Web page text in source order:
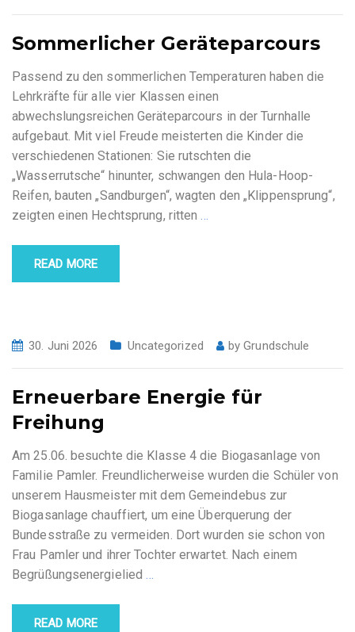
Sommerlicher Geräteparcours
Passend zu den sommerlichen Temperaturen haben die
Lehrkräfte für alle vier Klassen einen
abwechslungsreichen Geräteparcours in der Turnhalle
aufgebaut. Mit viel Freude meisterten die Kinder die
verschiedenen Stationen: Sie rutschten die
„Wasserrutsche“ hinunter, schwangen den Hula-Hoop-
Reifen, bauten „Sandburgen“, wagten den „Klippensprung“,
zeigten einen Hechtsprung, ritten…
READ MORE
30. Juni 2026 Uncategorized byGrundschule
Erneuerbare Energie für
Freihung
Am 25.06. besuchte die Klasse 4 die Biogasanlage von
Familie Pamler. Freundlicherweise wurden die Schüler von
unserem Hausmeister mit dem Gemeindebus zur
Biogasanlage chauffiert, um eine Überquerung der
Bundesstraße zu vermeiden. Dort wurden sie schon von
Frau Pamler und ihrer Tochter erwartet. Nach einem
Begrüßungsenergielied…
READ MORE